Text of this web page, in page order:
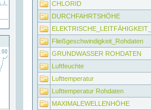
CHLORID
DURCHFAHRTSHÖHE
Fließgeschwindigkeit_Rohdaten
GRUNDWASSER ROHDATEN
Luftfeuchte
Lufttemperatur
Lufttemperatur Rohdaten
MAXIMALEWELLENHÖHE